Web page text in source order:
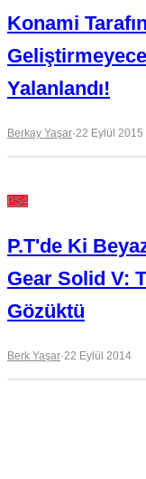
Konami
Yalanlandı!
Berkay Yaşar·22 Eylül 2015
PS4
P.T'de Ki
Gear Solid V:
Gözüktü
Berk Yaşar·22 Eylül 2014